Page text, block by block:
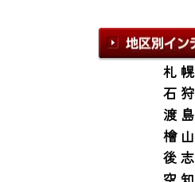
札 幌
石 狩
渡 島
檜 山
後 志